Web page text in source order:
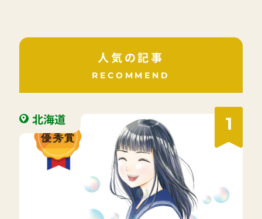
人気の記事
RECOMMEND
1
北海道